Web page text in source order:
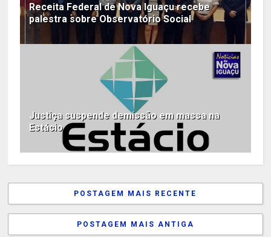
Receita Federal de Nova Iguaçu recebe
palestra sobre Observatório Social
Justiça suspende demissão em massa na
Estácio
POSTAGEM MAIS RECENTE
POSTAGEM MAIS ANTIGA